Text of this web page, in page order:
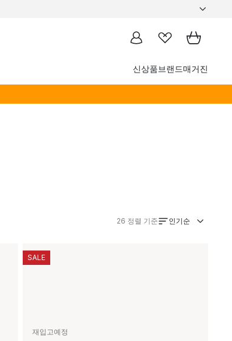
신상품브랜드매거진
26 정렬 기준 인기순
재입고예정
SALE